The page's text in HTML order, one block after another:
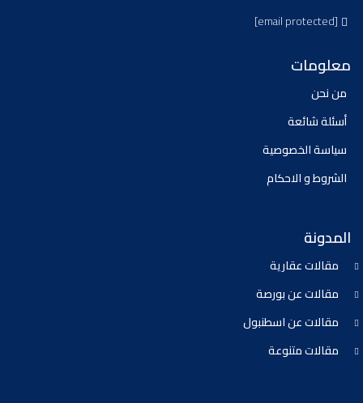
[email protected]
معلومات
من نحن
أسئلة شائعة
سياسة الخصوصية
الشروط و الاحكام
المدونة
مقالات عقارية
مقالات عن بورصة
مقالات عن اسطنبول
مقالات متنوعة